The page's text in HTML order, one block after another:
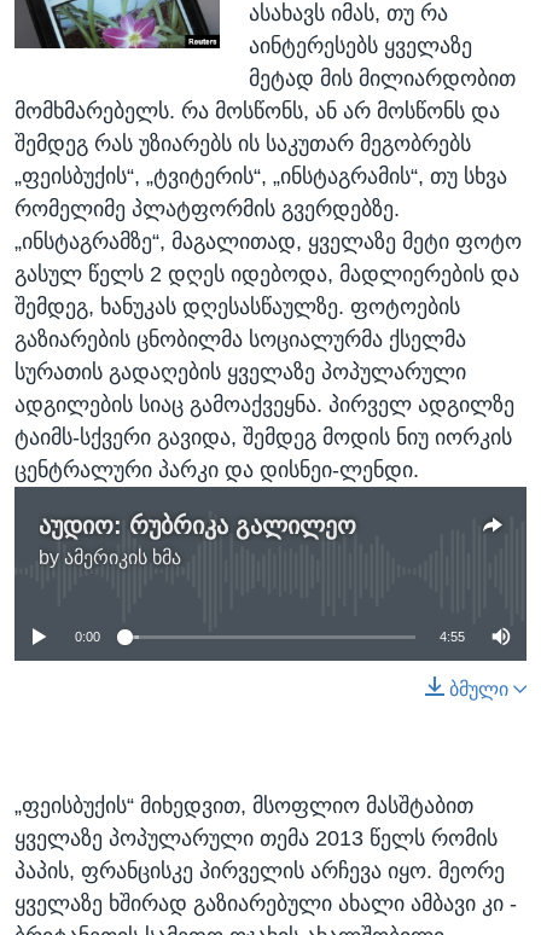
ასახავს იმას, თუ რა
აინტერესებს ყველაზე
მეტად მის მილიარდობით
მომხმარებელს. რა მოსწონს, ან არ მოსწონს და
შემდეგ რას უზიარებს ის საკუთარ მეგობრებს
„ფეისბუქის“, „ტვიტერის“, „ინსტაგრამის“, თუ სხვა
რომელიმე პლატფორმის გვერდებზე.
„ინსტაგრამზე“, მაგალითად, ყველაზე მეტი ფოტო
გასულ წელს 2 დღეს იდებოდა, მადლიერების და
შემდეგ, ხანუკას დღესასწაულზე. ფოტოების
გაზიარების ცნობილმა სოციალურმა ქსელმა
სურათის გადაღების ყველაზე პოპულარული
ადგილების სიაც გამოაქვეყნა. პირველ ადგილზე
ტაიმს-სქვერი გავიდა, შემდეგ მოდის ნიუ იორკის
ცენტრალური პარკი და დისნეი-ლენდი.
აუდიო: რუბრიკა გალილეო
by ამერიკის ხმა
No media source currently available
0:00 4:55
ბმული
„ფეისბუქის“ მიხედვით, მსოფლიო მასშტაბით
ყველაზე პოპულარული თემა 2013 წელს რომის
პაპის, ფრანცისკე პირველის არჩევა იყო. მეორე
ყველაზე ხშირად გაზიარებული ახალი ამბავი კი -